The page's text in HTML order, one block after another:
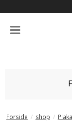
Forside / shop /